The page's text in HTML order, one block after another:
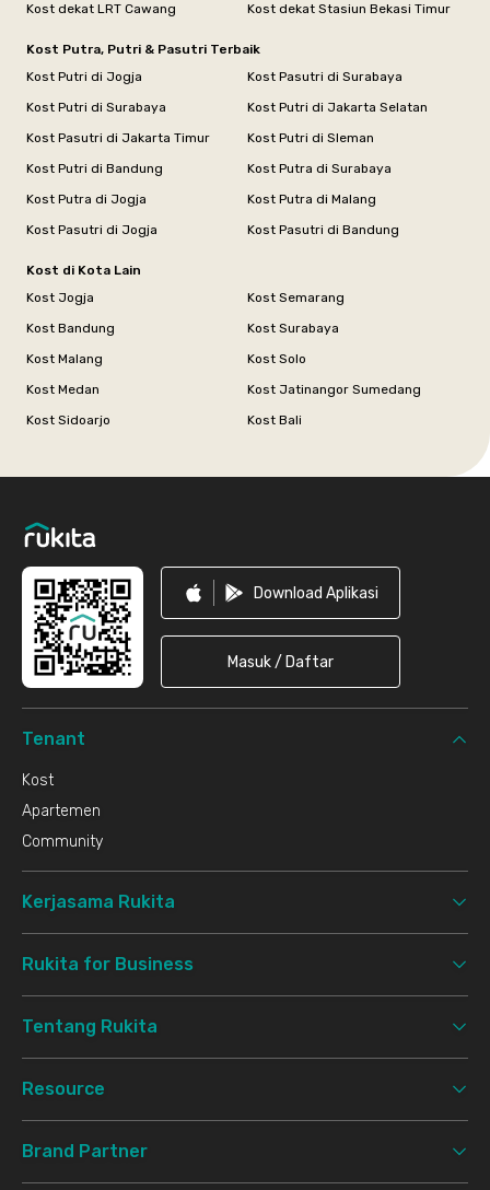
Kost dekat LRT Cawang
Kost dekat Stasiun Bekasi Timur
Kost Putra, Putri & Pasutri Terbaik
Kost Putri di Jogja
Kost Pasutri di Surabaya
Kost Putri di Surabaya
Kost Putri di Jakarta Selatan
Kost Pasutri di Jakarta Timur
Kost Putri di Sleman
Kost Putri di Bandung
Kost Putra di Surabaya
Kost Putra di Jogja
Kost Putra di Malang
Kost Pasutri di Jogja
Kost Pasutri di Bandung
Kost di Kota Lain
Kost Jogja
Kost Semarang
Kost Bandung
Kost Surabaya
Kost Malang
Kost Solo
Kost Medan
Kost Jatinangor Sumedang
Kost Sidoarjo
Kost Bali
Download Aplikasi
Masuk / Daftar
Tenant
Kost
Apartemen
Community
Kerjasama Rukita
Rukita for Business
Tentang Rukita
Resource
Brand Partner